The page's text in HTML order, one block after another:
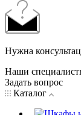
Нужна
Наши
Задать вопрос
Каталог